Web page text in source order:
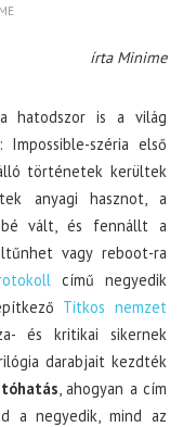
írta Minime
hatodszor is a világ
Impossible-széria első
történetek kerültek
anyagi hasznot, a
vált, és fennállt a
vagy reboot-ra
című negyedik
Titkos nemzet
és kritikai sikernek
darabjait kezdték
, ahogyan a cím
a negyedik, mind az